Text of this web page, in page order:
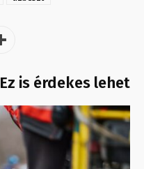
Ez is érdekes lehet